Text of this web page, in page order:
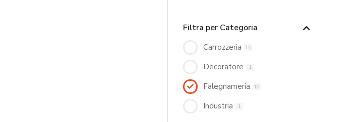
Filtra per Categoria
Carrozzeria 15
Decoratore 1
Falegnameria 10
Industria 1